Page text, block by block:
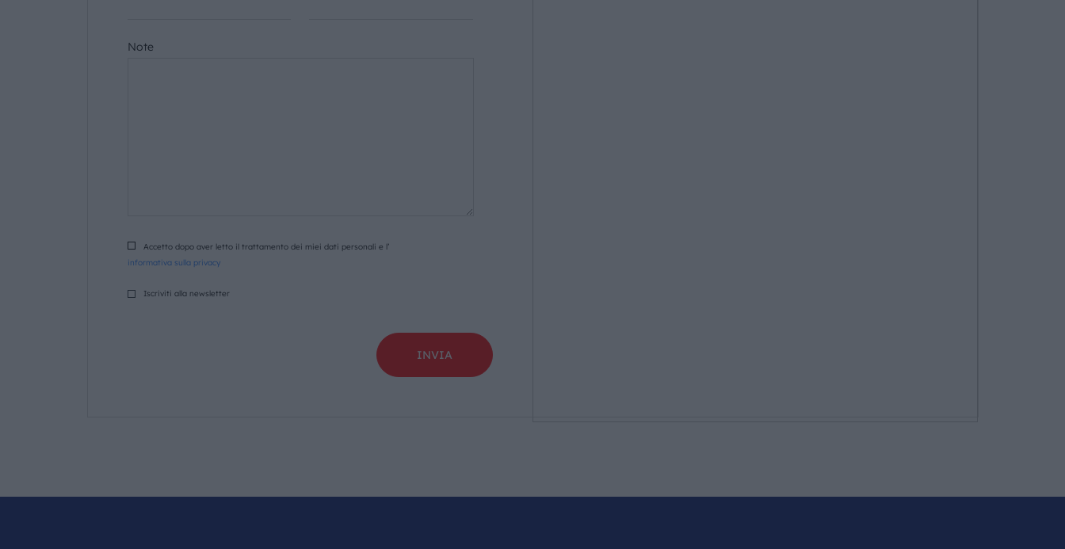
Note
Accetto dopo aver letto il trattamento dei miei dati personali e l’
informativa sulla privacy
Iscriviti alla newsletter